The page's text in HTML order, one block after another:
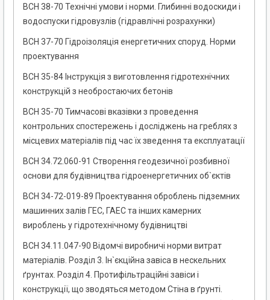
ВСН 38-70 Технічні умови і норми. Глибинні водоскиди і
водоспуски гідровузлів (гідравлічні розрахунки)
ВСН 37-70 Гідроізоляція енергетичних споруд. Норми
проектування
ВСН 35-84 Інструкція з виготовлення гідротехнічних
конструкцій з необростаючих бетонів
ВСН 35-70 Тимчасові вказівки з проведення
контрольних спостережень і досліджень на греблях з
місцевих матеріалів під час їх зведення та експлуатації
ВСН 34.72.060-91 Створення геодезичної розбивної
основи для будівництва гідроенергетичних об`єктів
ВСН 34-72-019-89 Проектування оброблень підземних
машинних залів ГЕС, ГАЕС та інших камерних
вироблень у гідротехнічному будівництві
ВСН 34.11.047-90 Відомчі виробничі норми витрат
матеріалів. Розділ 3. Ін`єкційна завіса в нескельних
ґрунтах. Розділ 4. Протифільтраційні завіси і
конструкції, що зводяться методом Стіна в ґрунті.